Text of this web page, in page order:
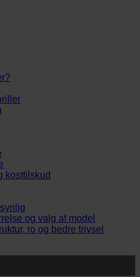
kosttilskud
og valg af model
ro og bedre trivsel